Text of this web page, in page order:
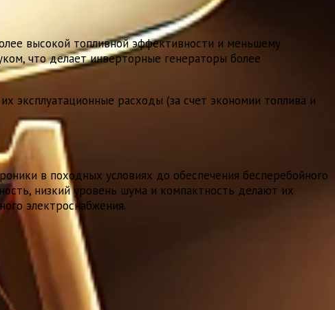
высокой топливной эффективности и меньшему
что делает инверторные генераторы более
эксплуатационные расходы (за счет экономии топлива и
в походных условиях до обеспечения бесперебойного
низкий уровень шума и компактность делают их
электроснабжения.